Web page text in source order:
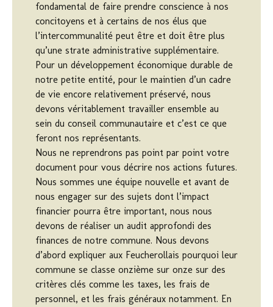
fondamental de faire prendre conscience à nos
concitoyens et à certains de nos élus que
l’intercommunalité peut être et doit être plus
qu’une strate administrative supplémentaire.
Pour un développement économique durable de
notre petite entité, pour le maintien d’un cadre
de vie encore relativement préservé, nous
devons véritablement travailler ensemble au
sein du conseil communautaire et c’est ce que
feront nos représentants.
Nous ne reprendrons pas point par point votre
document pour vous décrire nos actions futures.
Nous sommes une équipe nouvelle et avant de
nous engager sur des sujets dont l’impact
financier pourra être important, nous nous
devons de réaliser un audit approfondi des
finances de notre commune. Nous devons
d’abord expliquer aux Feucherollais pourquoi leur
commune se classe onzième sur onze sur des
critères clés comme les taxes, les frais de
personnel, et les frais généraux notamment. En